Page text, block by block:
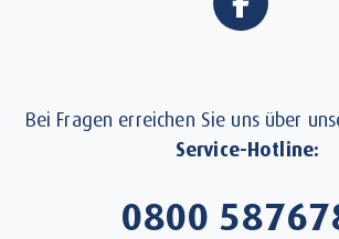
Bei Fragen erreichen Sie uns über
Service-Hotline:
0800